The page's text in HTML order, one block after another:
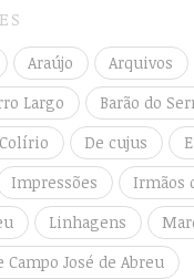
Araújo Arquivos
Largo
Barão do
Colírio De cujus
Impressões Irmãos
Linhagens
Campo José de Abreu